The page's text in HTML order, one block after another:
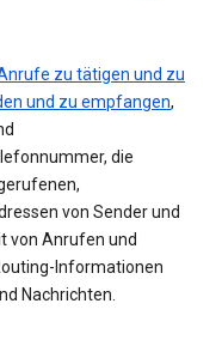
zu tätigen und zu
und zu empfangen,
die
von Sender und
von Anrufen und
Informationen
Nachrichten.